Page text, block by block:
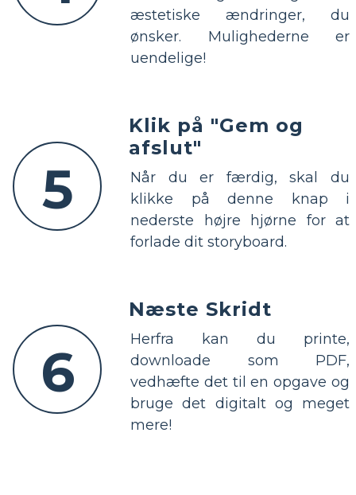
æstetiske ændringer, du
ønsker. Mulighederne er
uendelige!
5
Klik på "Gem og
afslut"
Når du er færdig, skal du
klikke på denne knap i
nederste højre hjørne for at
forlade dit storyboard.
6
Næste Skridt
Herfra kan du printe,
downloade som PDF,
vedhæfte det til en opgave og
bruge det digitalt og meget
mere!